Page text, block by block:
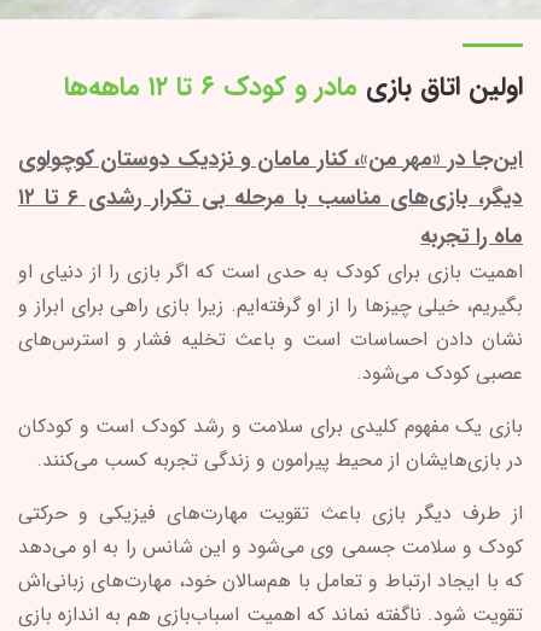
اولین اتاق بازی مادر و کودک ۶ تا ۱۲ ماهه‌ها
این‌جا در «مهر من»، کنار مامان و نزدیک دوستان کوچولوی
دیگر، بازی‌های مناسب با مرحله بی تکرار رشدی ۶ تا ۱۲
ماه را تجربه
اهمیت بازی برای کودک به حدی است که اگر بازی را از دنیای او
بگیریم، خیلی چیزها را از او گرفته‌ایم. زیرا بازی راهی برای ابراز و
نشان دادن احساسات است و باعث تخلیه فشار و استرس‌های
عصبی کودک می‌شود.
بازی یک مفهوم کلیدی برای سلامت و رشد کودک است و کودکان
در بازی‌هایشان از محیط پیرامون و زندگی تجربه کسب می‌کنند.
از طرف دیگر بازی باعث تقویت مهارت‌های فیزیکی و حرکتی
کودک و سلامت جسمی وی می‌شود و این شانس را به او می‌دهد
که با ایجاد ارتباط و تعامل با هم‌سالان خود، مهارت‌های زبانی‌اش
تقویت شود. ناگفته نماند که اهمیت اسباب‌بازی هم به اندازه بازی